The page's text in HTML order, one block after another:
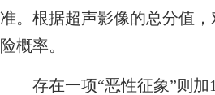
准。根据超声影像的总分值
险概率。
存在一项“恶性征象”则加1